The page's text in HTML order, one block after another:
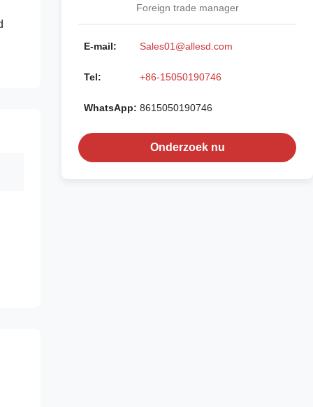
Foreign trade manager
E-mail: Sales01@allesd.com
Tel: +86-15050190746
WhatsApp: 8615050190746
Onderzoek nu